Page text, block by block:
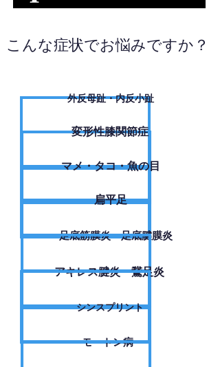
こんな症状でお悩みですか？
外反母趾・内反小趾
変形性膝関節症
​マメ・タコ・魚の目
扁平足
足底筋膜炎・足底腱膜炎
アキレス腱炎・鵞足炎
シンスプリント
モートン病